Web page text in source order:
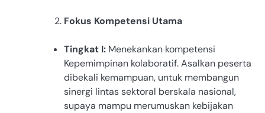
Fokus Kompetensi Utama
Tingkat I: Menekankan kompetensi
Kepemimpinan kolaboratif. Asalkan peserta
dibekali kemampuan, untuk membangun
sinergi lintas sektoral berskala nasional,
supaya mampu merumuskan kebijakan